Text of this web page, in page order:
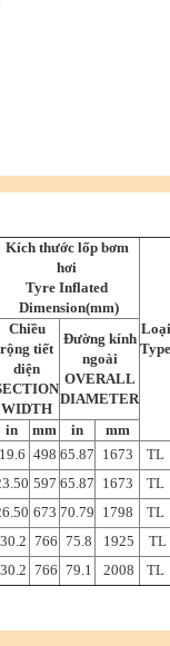
Kích thước lốp bơm
hơi
Tyre Inflated
Dimension(mm)
Loại
Type
Chiều
rộng tiết
diện
WIDTH
Đường kính
ngoài
OVERALL
DIAMETER
in mm in
mm
19.6 498 65.87 1673
TL
597 65.87 1673
TL
673 70.79 1798
TL
30.2 766 75.8 1925
TL
30.2 766 79.1 2008 TL